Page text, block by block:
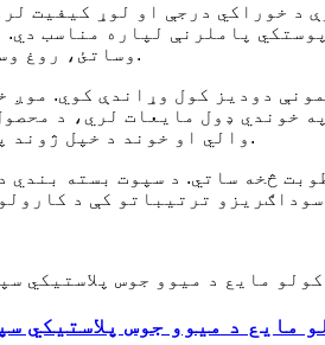
د خوراکي درجې او لوړ کیفیت
پاملرنې لپاره مناسب دي.
وساتئ، روغ وساتئ زموږ هدف دی.
دودیز کول وړاندې کوي. موږ
خوندي ډول مایعات لري، د
والي او خوند د خپل ژوند په اوږدو کې ساتي.
څخه ساتي. د سپوت بسته بندي
مایع د میوو جوس پلاستيکي